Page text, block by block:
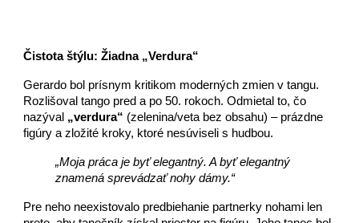
Čistota štýlu: Žiadna „Verdura“
Gerardo bol prísnym kritikom moderných zmien v tangu.
Rozlišoval tango pred a po 50. rokoch. Odmietal to, čo
nazýval „verdura“ (zelenina/veta bez obsahu) – prázdne
figúry a zložité kroky, ktoré nesúviseli s hudbou.
„Moja práca je byť elegantný. A byť elegantný
znamená sprevádzať nohy dámy.“
Pre neho neexistovalo predbiehanie partnerky nohami len